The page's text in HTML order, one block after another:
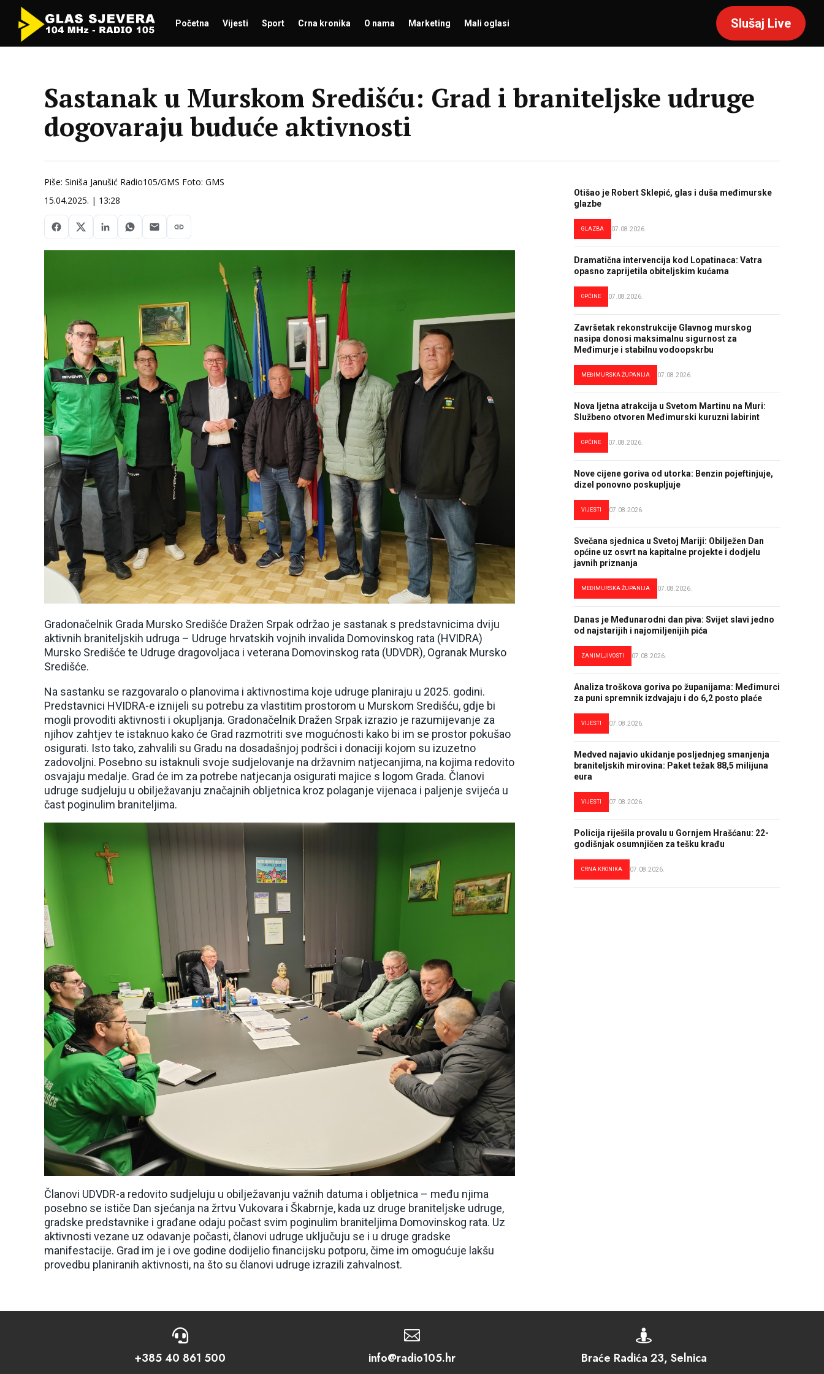
Početna Vijesti Sport Crna kronika O nama Marketing Mali oglasi Slušaj Live
Sastanak u Murskom Središću: Grad i braniteljske udruge
dogovaraju buduće aktivnosti
Piše: Siniša Janušić Radio105/GMS Foto: GMS
15.04.2025. | 13:28
Gradonačelnik Grada Mursko Središće Dražen Srpak održao je sastanak s predstavnicima dviju
aktivnih braniteljskih udruga – Udruge hrvatskih vojnih invalida Domovinskog rata (HVIDRA)
Mursko Središće te Udruge dragovoljaca i veterana Domovinskog rata (UDVDR), Ogranak Mursko
Središće.
Na sastanku se razgovaralo o planovima i aktivnostima koje udruge planiraju u 2025. godini.
Predstavnici HVIDRA-e iznijeli su potrebu za vlastitim prostorom u Murskom Središću, gdje bi
mogli provoditi aktivnosti i okupljanja. Gradonačelnik Dražen Srpak izrazio je razumijevanje za
njihov zahtjev te istaknuo kako će Grad razmotriti sve mogućnosti kako bi im se prostor pokušao
osigurati. Isto tako, zahvalili su Gradu na dosadašnjoj podršci i donaciji kojom su izuzetno
zadovoljni. Posebno su istaknuli svoje sudjelovanje na državnim natjecanjima, na kojima redovito
osvajaju medalje. Grad će im za potrebe natjecanja osigurati majice s logom Grada. Članovi
udruge sudjeluju u obilježavanju značajnih obljetnica kroz polaganje vijenaca i paljenje svijeća u
čast poginulim braniteljima.
Članovi UDVDR-a redovito sudjeluju u obilježavanju važnih datuma i obljetnica – među njima
posebno se ističe Dan sjećanja na žrtvu Vukovara i Škabrnje, kada uz druge braniteljske udruge,
gradske predstavnike i građane odaju počast svim poginulim braniteljima Domovinskog rata. Uz
aktivnosti vezane uz odavanje počasti, članovi udruge uključuju se i u druge gradske
manifestacije. Grad im je i ove godine dodijelio financijsku potporu, čime im omogućuje lakšu
provedbu planiranih aktivnosti, na što su članovi udruge izrazili zahvalnost.
Otišao je Robert Sklepić, glas i duša međimurske
glazbe
GLAZBA 07.08.2026.
Dramatična intervencija kod Lopatinaca: Vatra
opasno zaprijetila obiteljskim kućama
OPĆINE 07.08.2026.
Završetak rekonstrukcije Glavnog murskog
nasipa donosi maksimalnu sigurnost za
Međimurje i stabilnu vodoopskrbu
MEĐIMURSKA ŽUPANIJA 07.08.2026.
Nova ljetna atrakcija u Svetom Martinu na Muri:
Službeno otvoren Međimurski kuruzni labirint
OPĆINE 07.08.2026.
Nove cijene goriva od utorka: Benzin pojeftinjuje,
dizel ponovno poskupljuje
VIJESTI 07.08.2026.
Svečana sjednica u Svetoj Mariji: Obilježen Dan
općine uz osvrt na kapitalne projekte i dodjelu
javnih priznanja
MEĐIMURSKA ŽUPANIJA 07.08.2026.
Danas je Međunarodni dan piva: Svijet slavi jedno
od najstarijih i najomiljenijih pića
ZANIMLJIVOSTI 07.08.2026.
Analiza troškova goriva po županijama: Međimurci
za puni spremnik izdvajaju i do 6,2 posto plaće
VIJESTI 07.08.2026.
Medved najavio ukidanje posljednjeg smanjenja
braniteljskih mirovina: Paket težak 88,5 milijuna
eura
VIJESTI 07.08.2026.
Policija riješila provalu u Gornjem Hrašćanu: 22-
godišnjak osumnjičen za tešku krađu
CRNA KRONIKA 07.08.2026.

+385 40 861 500

info@radio105.hr

Braće Radića 23, Selnica